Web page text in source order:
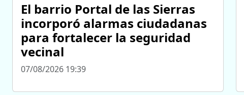
El barrio Portal de las Sierras
incorporó alarmas ciudadanas
para fortalecer la seguridad
vecinal
07/08/2026 19:39